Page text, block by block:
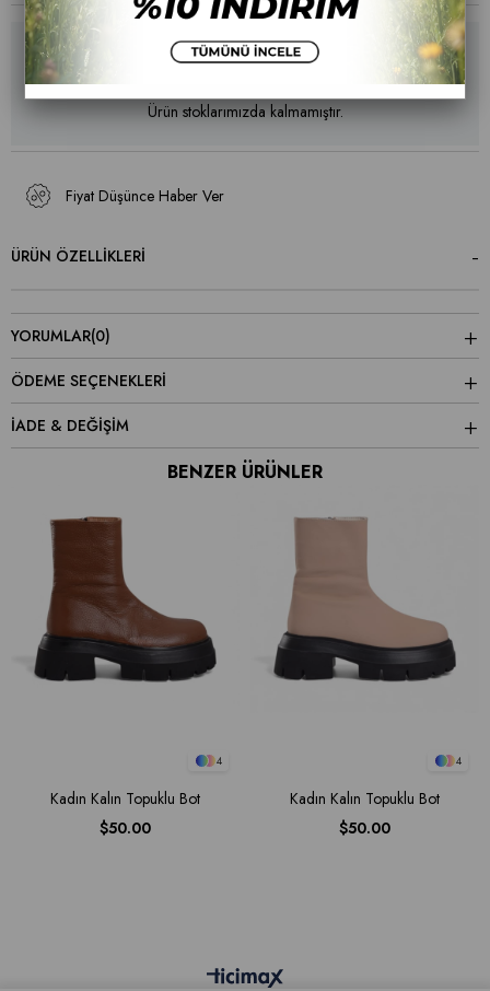
Ürün stoklarımızda kalmamıştır.
Fiyat Düşünce Haber Ver
ÜRÜN ÖZELLIKLERI
YORUMLAR(0)
ÖDEME SEÇENEKLERI
İADE & DEĞİŞİM
BENZER ÜRÜNLER
4
Kadın Kalın Topuklu Bot
$50.00
4
Kadın Kalın Topuklu Bot
$50.00